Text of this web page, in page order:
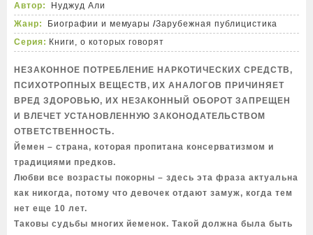
Автор:
Нуджуд Али
Жанр:
Биографии и мемуары /Зарубежная публицистика
Серия: Книги, о которых говорят
НЕЗАКОННОЕ ПОТРЕБЛЕНИЕ НАРКОТИЧЕСКИХ СРЕДСТВ,
ПСИХОТРОПНЫХ ВЕЩЕСТВ, ИХ АНАЛОГОВ ПРИЧИНЯЕТ
ВРЕД ЗДОРОВЬЮ, ИХ НЕЗАКОННЫЙ ОБОРОТ ЗАПРЕЩЕН
И ВЛЕЧЕТ УСТАНОВЛЕННУЮ ЗАКОНОДАТЕЛЬСТВОМ
ОТВЕТСТВЕННОСТЬ.
Йемен – страна, которая пропитана консерватизмом и
традициями предков.
Любви все возрасты покорны – здесь эта фраза актуальна
как никогда, потому что девочек отдают замуж, когда тем
нет еще 10 лет.
Таковы судьбы многих йеменок. Такой должна была быть